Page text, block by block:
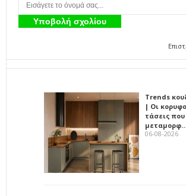
Trends
| Οι
τάσεις που
06-08-2026